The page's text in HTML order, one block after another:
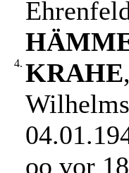
4. KRAHE,
oo vor